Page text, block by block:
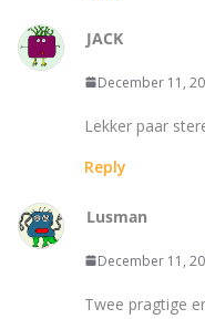
JACK
December 11,
Lekker paar
Reply
Lusman
December 11,
Twee pragtige